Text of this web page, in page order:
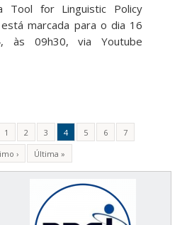
Tool for Linguistic Policy
marcada para o dia 16
às 09h30, via Youtube
1 2 3 4 5 6
7
› Última »